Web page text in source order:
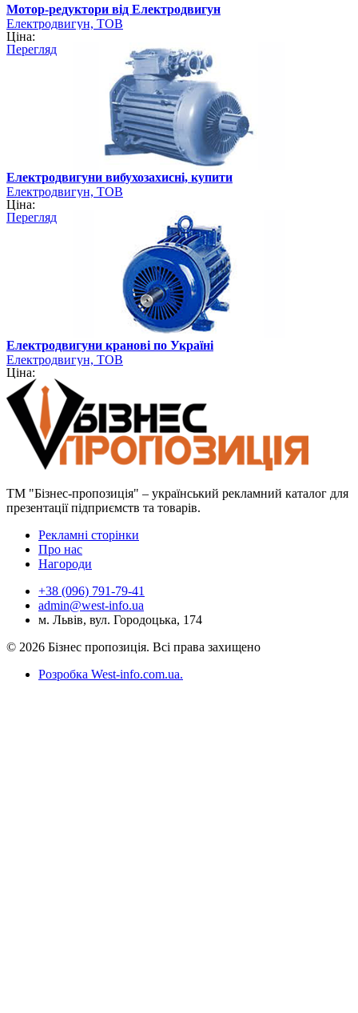
Мотор-редуктори від Електродвигун
Електродвигун, ТОВ
Ціна:
Перегляд
Електродвигуни вибухозахисні, купити
Електродвигун, ТОВ
Ціна:
Перегляд
Електродвигуни кранові по Україні
Електродвигун, ТОВ
Ціна:
ТМ "Бізнес-пропозиція" – український рекламний каталог для
презентації підприємств та товарів.
Рекламні сторінки
Про нас
Нагороди
+38 (096) 791-79-41
admin@west-info.ua
м. Львів, вул. Городоцька, 174
© 2026 Бізнес пропозиція. Всі права захищено
Розробка West-info.com.ua.